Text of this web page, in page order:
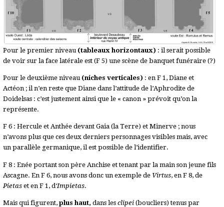
Pour le premier niveau (tableaux horizontaux) : il serait possible
de voir sur la face latérale est (F 5) une scène de banquet funéraire (?)
Pour le deuxième niveau (niches verticales) : en F 1, Diane et
Actéon ; il n’en reste que Diane dans l’attitude de l’Aphrodite de
Doidelsas : c’est justement ainsi que le « canon » prévoit qu’on la
représente.
F 6 : Hercule et Anthée devant Gaia (la Terre) et Minerve ; nous
n’avons plus que ces deux derniers personnages visibles mais, avec
un parallèle germanique, il est possible de l’identifier.
F 8 : Enée portant son père Anchise et tenant par la main son jeune fils
Ascagne. En F 6, nous avons donc un exemple de Virtus, en F 8, de
Pietaset en F 1, d‘Impietas.
Mais qui figurent,plus haut, dans lesclipei (boucliers) tenus par